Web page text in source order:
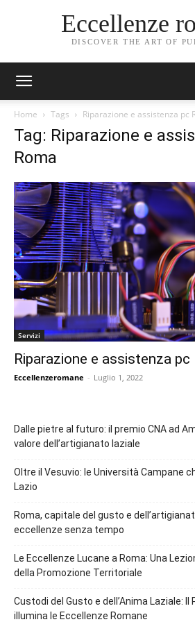
Eccellenze
DISCOVER THE ART OF
Home Tags Riparazione e assistenza pc
Tag: Riparazione e
Roma
Servizi
Riparazione e assistenza pc
Eccellenzeromane - Luglio 1, 2022
Dalle pietre al futuro: il premio CNA ad
valore dell’artigianato laziale
Oltre il Vesuvio: le Università Campane
Lazio
Roma, capitale del gusto e
eccellenze senza tempo
Le Eccellenze Lucane a Roma: Una
della Promozione Territoriale
Custodi del Gusto e dell’Anima Laziale: Il
illumina le Eccellenze Romane